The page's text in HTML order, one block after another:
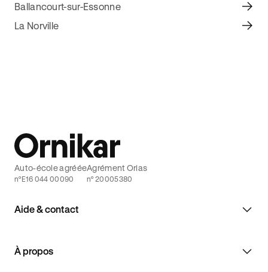
Ballancourt-sur-Essonne
La Norville
Aide & contact
À propos
Auto-école agréée
n°E16 044 00090
Agrément Orias
n° 20005380